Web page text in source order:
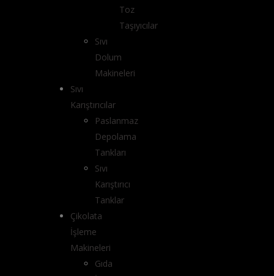
Toz
Taşıyıcılar
Sıvı
Dolum
Makineleri
Sıvı
Karıştırıcılar
Paslanmaz
Depolama
Tankları
Sıvı
Karıştırıcı
Tanklar
Çikolata
İşleme
Makineleri
Gıda